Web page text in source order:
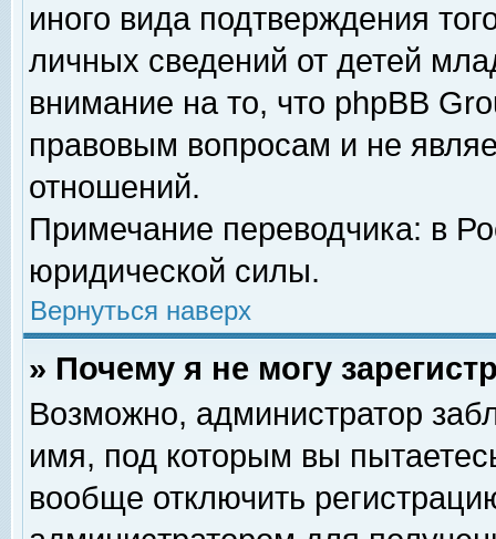
иного вида подтверждения
личных сведений от детей
внимание на то, что phpBB
правовым вопросам и не
отношений.
Примечание переводчика: в
юридической силы.
Вернуться наверх
» Почему я не могу
Возможно, администратор
имя, под которым вы
вообще отключить